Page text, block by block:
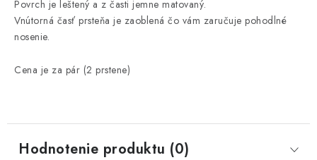
Povrch je leštený a z časti jemne matovaný.
Vnútorná časť prsteňa je zaoblená čo vám zaručuje pohodlné
nosenie.
Cena je za pár (2 prstene)
Hodnotenie produktu (0)